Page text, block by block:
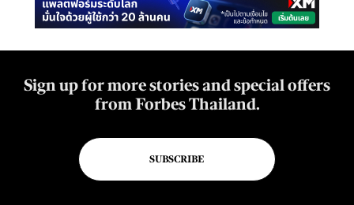
Sign up for more stories and special offers
from Forbes Thailand.
SUBSCRIBE